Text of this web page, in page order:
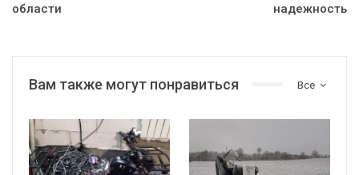
области
надежность
Все
Вам также могут понравиться